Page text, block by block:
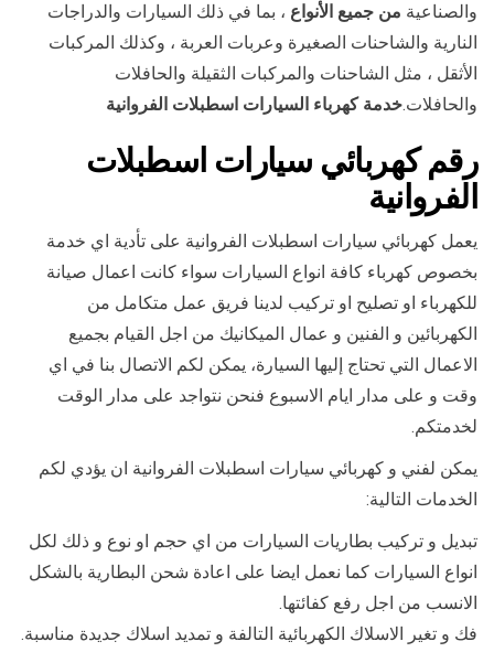
والصناعية من جميع الأنواع ، بما في ذلك السيارات والدراجات
النارية والشاحنات الصغيرة وعربات العربة ، وكذلك المركبات
الأثقل ، مثل الشاحنات والمركبات الثقيلة والحافلات
والحافلات.خدمة كهرباء السيارات اسطبلات الفروانية
رقم كهربائي سيارات اسطبلات
الفروانية
يعمل كهربائي سيارات اسطبلات الفروانية على تأدية اي خدمة
بخصوص كهرباء كافة انواع السيارات سواء كانت اعمال صيانة
للكهرباء او تصليح او تركيب لدينا فريق عمل متكامل من
الكهربائين و الفنين و عمال الميكانيك من اجل القيام بجميع
الاعمال التي تحتاج إليها السيارة، يمكن لكم الاتصال بنا في اي
وقت و على مدار ايام الاسبوع فنحن نتواجد على مدار الوقت
لخدمتكم.
يمكن لفني و كهربائي سيارات اسطبلات الفروانية ان يؤدي لكم
الخدمات التالية:
تبديل و تركيب بطاريات السيارات من اي حجم او نوع و ذلك لكل
انواع السيارات كما نعمل ايضا على اعادة شحن البطارية بالشكل
الانسب من اجل رفع كفائتها.
فك و تغير الاسلاك الكهربائية التالفة و تمديد اسلاك جديدة مناسبة.